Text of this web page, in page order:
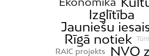
Izglītība
Jauniešu
Rīgā notiek
RAIC projekts
NVO